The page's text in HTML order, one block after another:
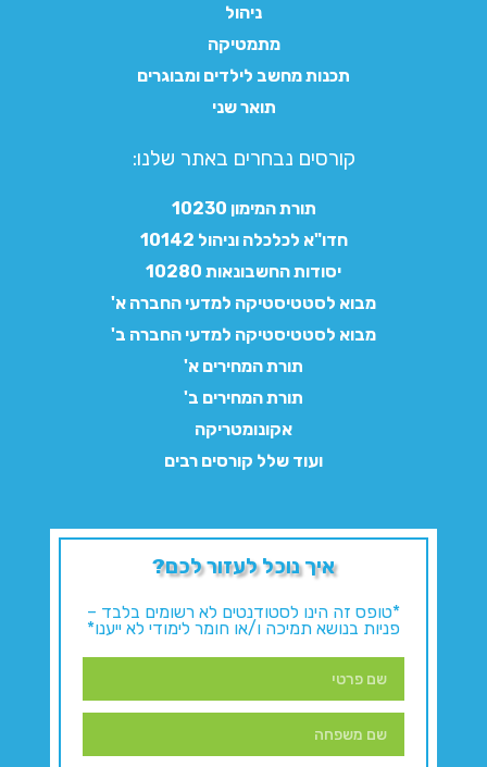
ניהול
מתמטיקה
תכנות מחשב לילדים ומבוגרים
תואר שני
קורסים נבחרים באתר שלנו:​
תורת המימון 10230
חדו"א לכלכלה וניהול 10142
יסודות החשבונאות 10280
מבוא לסטטיסטיקה למדעי החברה א'
מבוא לסטטיסטיקה למדעי החברה ב'
תורת המחירים א'
תורת המחירים ב'
אקונומטריקה
ועוד שלל קורסים רבים
איך נוכל לעזור לכם?
*טופס זה הינו לסטודנטים לא רשומים בלבד –
פניות בנושא תמיכה ו/או חומר לימודי לא ייענו*